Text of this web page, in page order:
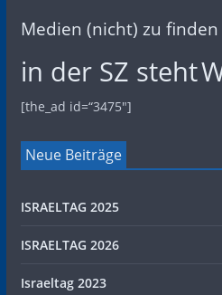
Medien (nicht) zu
in der SZ steht
[the_ad id=“3475″]
Neue Beiträge
ISRAELTAG 2025
ISRAELTAG 2026
Israeltag 2023